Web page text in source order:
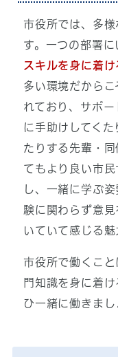
市役所では、多
す。一つの部署
スキルを身に着け
多い環境だから
れており、サポ
に手助けしてくた
たりする先輩・
てもより良い市
し、一緒に学ぶ
験に関わらず意
いていて感じる魅
市役所で働くこ
門知識を身に着
ひ一緒に働きまし